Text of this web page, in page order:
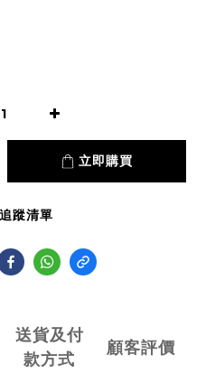
立即購買
蹤清單
送貨及付
款方式
顧客評價